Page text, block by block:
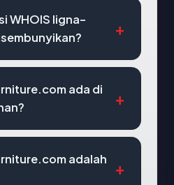
WHOIS ligna-
ada di
adalah